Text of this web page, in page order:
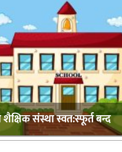
शैक्षिक संस्था स्वत:स्फूर्त बन्द